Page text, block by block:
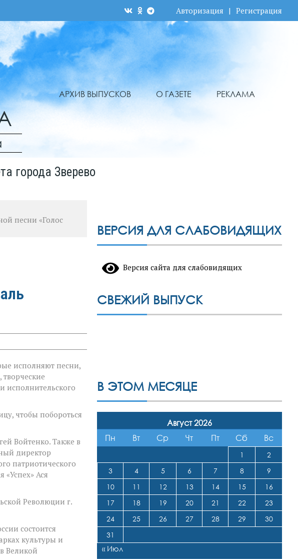
Авторизация | Регистрация
АРХИВ ВЫПУСКОВ О ГАЗЕТЕ РЕКЛАМА
города Зверево
песни «Голос
исполняют песни,
исполнительского
чтобы побороться
Войтенко. Также в
директор
патриотического
Ася
Революции г.
состоится
культуры и
Великой
ВЕРСИЯ ДЛЯ СЛАБОВИДЯЩИХ
Версия сайта для слабовидящих
СВЕЖИЙ ВЫПУСК
В ЭТОМ МЕСЯЦЕ
Август 2026
Пн
Вт Ср Чт Пт Сб Вс
1
2
3
4 5 6 7 8
9
10
11 12 13 14 15
16
17
18 19 20 21 22
23
24
25 26 27 28 29
30
31
« Июл